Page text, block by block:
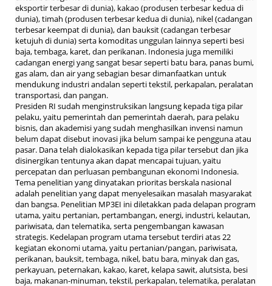
eksportir terbesar di dunia), kakao (produsen terbesar kedua di
dunia), timah (produsen terbesar kedua di dunia), nikel (cadangan
terbesar keempat di dunia), dan bauksit (cadangan terbesar
ketujuh di dunia) serta komoditas unggulan lainnya seperti besi
baja, tembaga, karet, dan perikanan. Indonesia juga memiliki
cadangan energi yang sangat besar seperti batu bara, panas bumi,
gas alam, dan air yang sebagian besar dimanfaatkan untuk
mendukung industri andalan seperti tekstil, perkapalan, peralatan
transportasi, dan pangan.
Presiden RI sudah menginstruksikan langsung kepada tiga pilar
pelaku, yaitu pemerintah dan pemerintah daerah, para pelaku
bisnis, dan akademisi yang sudah menghasilkan invensi namun
belum dapat disebut inovasi jika belum sampai ke pengguna atau
pasar. Dana telah dialokasikan kepada tiga pilar tersebut dan jika
disinergikan tentunya akan dapat mencapai tujuan, yaitu
percepatan dan perluasan pembangunan ekonomi Indonesia.
Tema penelitian yang dinyatakan prioritas berskala nasional
adalah penelitian yang dapat menyelesaikan masalah masyarakat
dan bangsa. Penelitian MP3EI ini diletakkan pada delapan program
utama, yaitu pertanian, pertambangan, energi, industri, kelautan,
pariwisata, dan telematika, serta pengembangan kawasan
strategis. Kedelapan program utama tersebut terdiri atas 22
kegiatan ekonomi utama, yaitu pertanian/pangan, pariwisata,
perikanan, bauksit, tembaga, nikel, batu bara, minyak dan gas,
perkayuan, peternakan, kakao, karet, kelapa sawit, alutsista, besi
baja, makanan-minuman, tekstil, perkapalan, telematika, peralatan